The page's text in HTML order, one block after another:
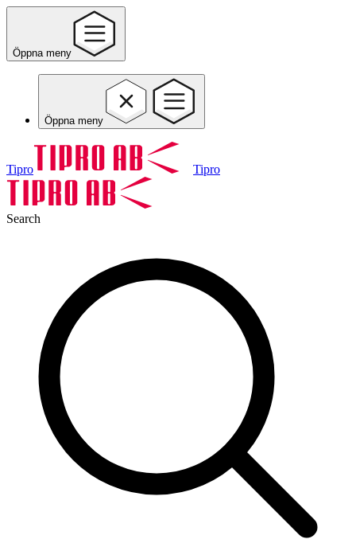
Öppna meny
Öppna meny
Tipro Tipro
Search